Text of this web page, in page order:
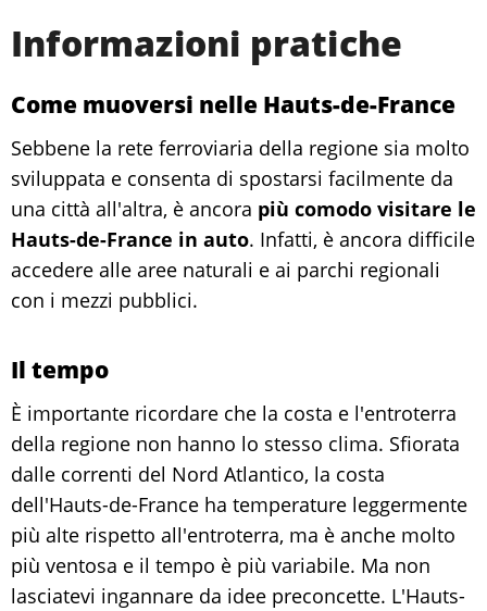
Informazioni pratiche
Come muoversi nelle Hauts-de-France
Sebbene la rete ferroviaria della regione sia molto
sviluppata e consenta di spostarsi facilmente da
una città all'altra, è ancora più comodo visitare le
Hauts-de-France in auto. Infatti, è ancora difficile
accedere alle aree naturali e ai parchi regionali
con i mezzi pubblici.
Il tempo
È importante ricordare che la costa e l'entroterra
della regione non hanno lo stesso clima. Sfiorata
dalle correnti del Nord Atlantico, la costa
dell'Hauts-de-France ha temperature leggermente
più alte rispetto all'entroterra, ma è anche molto
più ventosa e il tempo è più variabile. Ma non
lasciatevi ingannare da idee preconcette. L'Hauts-